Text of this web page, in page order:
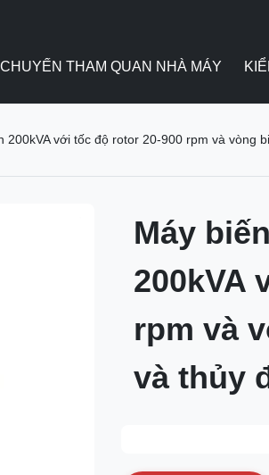
CHUYẾN THAM QUAN NHÀ MÁY
200kVA với tốc độ rotor 20-900 rpm và vòng
Máy
200kVA
rpm và
và thủy